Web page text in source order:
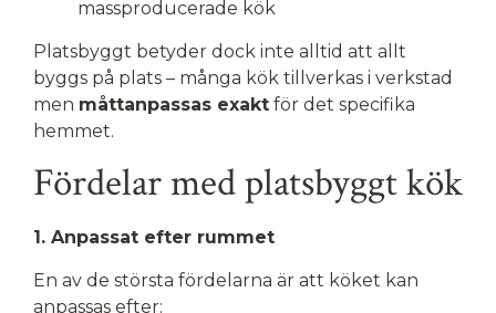
massproducerade kök
Platsbyggt betyder dock inte alltid att allt
byggs på plats – många kök tillverkas i verkstad
men måttanpassas exakt för det specifika
hemmet.
Fördelar med platsbyggt kök
1. Anpassat efter rummet
En av de största fördelarna är att köket kan
anpassas efter: